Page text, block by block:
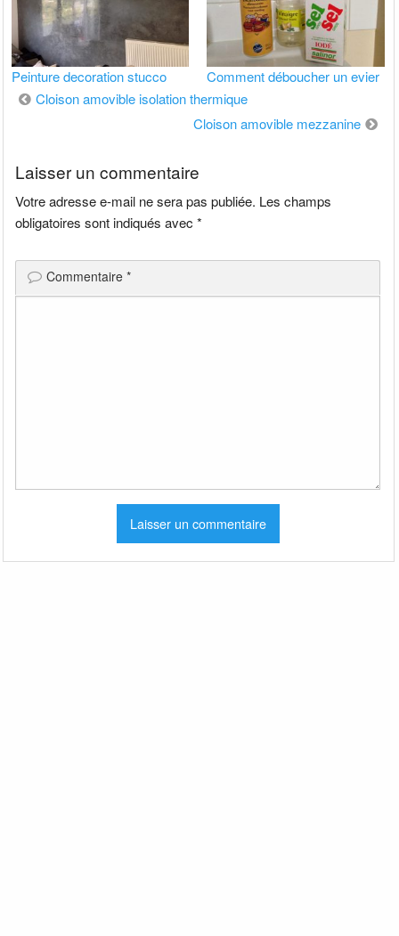
Peinture decoration stucco Comment déboucher un evier
Navigation
Cloison amovible isolation thermique
Cloison amovible mezzanine
Laisser un commentaire
Votre adresse e-mail ne sera pas publiée. Les champs
obligatoires sont indiqués avec*
Commentaire*